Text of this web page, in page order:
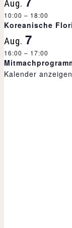
a
l
t
Aug.
10:00 – 18:00
Koreanische
Aug. 7
16:00 – 17:00
Kalender anzeigen